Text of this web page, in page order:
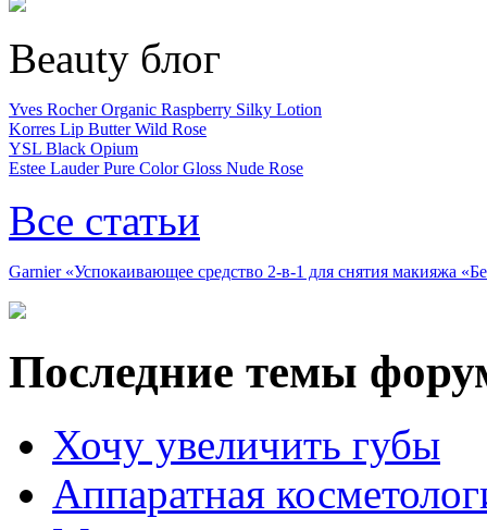
Beauty блог
Yves Rocher Organic Raspberry Silky Lotion
Korres Lip Butter Wild Rose
YSL Black Opium
Estee Lauder Pure Color Gloss Nude Rose
Все статьи
Garnier «Успокаивающее средство 2-в-1 для снятия макияжа
Последние темы
Хочу увеличить губы
Аппаратная